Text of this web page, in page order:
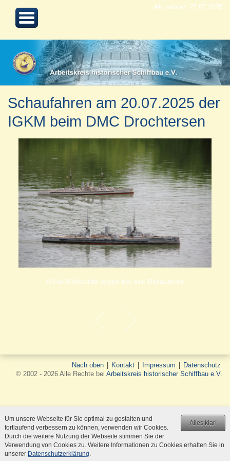
Aktualisiert 27.07.2025
Schaufahren am 20.07.2025 der
IGKM beim DMC Drochtersen
© Die Bildrechte liegen bei den Bildautoren
Nach oben Kontakt Impressum
Datenschutz
© 2002 - 2026 Alle Rechte bei Arbeitskreis historischer Schiffbau e.V.
Alles klar!
Um unsere Webseite für Sie optimal zu gestalten und
fortlaufend verbessern zu können, verwenden wir Cookies.
Durch die weitere Nutzung der Webseite stimmen Sie der
Verwendung von Cookies zu. Weitere Informationen zu Cookies erhalten Sie in
unserer Datenschutzerklärung